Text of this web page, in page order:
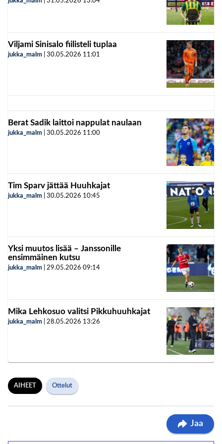
Viljami Sinisalo fiilisteli tuplaa
jukka_malm 30.05.2026 11:01
Berat Sadik laittoi nappulat naulaan
jukka_malm 30.05.2026 11:00
Tim Sparv jättää Huuhkajat
jukka_malm 30.05.2026 10:45
Yksi muutos lisää – Janssonille
ensimmäinen kutsu
jukka_malm 29.05.2026 09:14
Mika Lehkosuo valitsi Pikkuhuuhkajat
jukka_malm 28.05.2026 13:26
AIHEET Ottelut
Jaa